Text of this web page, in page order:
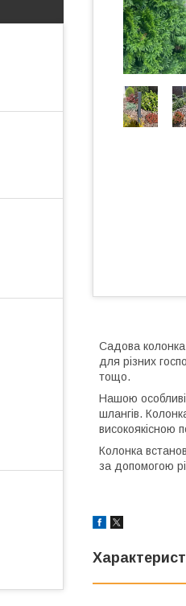
Садова
для різних
тощо.
Нашою
шлангів.
високоякісною
Колонка
за допомогою